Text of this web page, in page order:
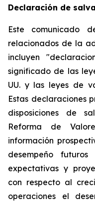
Declaración de
Este comunicado
relacionados de la
incluyen
significado de las
UU. y las leyes de
Estas declaraciones
disposiciones de
Reforma de
información
desempeño
expectativas y
con respecto al
operaciones el